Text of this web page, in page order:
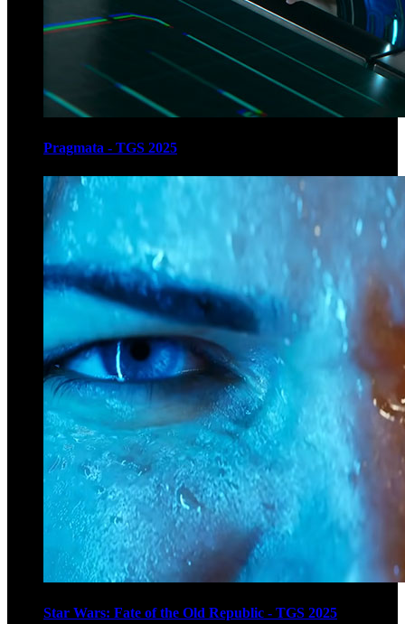
Pragmata - TGS 2025
Star Wars: Fate of the Old Republic - TGS 2025